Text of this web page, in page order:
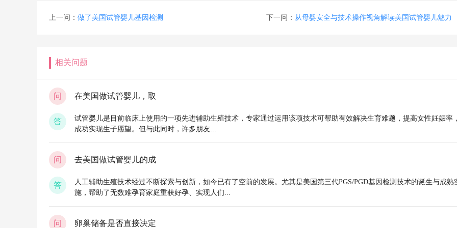
上一问： 做了美国试管婴儿基因检测 下一问： 从母婴安全与技术操作视角解读美国试管婴儿魅力
相关问题
问 在美国做试管婴儿，取
答
试管婴儿是目前临床上使用的一项先进辅助生殖技术，专家通过运用该项技术可帮助有效解决生育难题，提高女性妊娠率
成功实现生子愿望。但与此同时，许多朋友...
问 去美国做试管婴儿的成
答
人工辅助生殖技术经过不断探索与创新，如今已有了空前的发展。尤其是美国第三代PGS/PGD基因检测技术的诞生与成熟
施，帮助了无数难孕育家庭重获好孕、实现人们...
问 卵巢储备是否直接决定